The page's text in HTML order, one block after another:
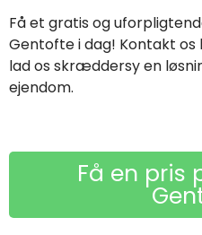
Få et gratis og
Gentofte i dag! Kontakt os
lad os skræddersy en
ejendom.
Få en pris